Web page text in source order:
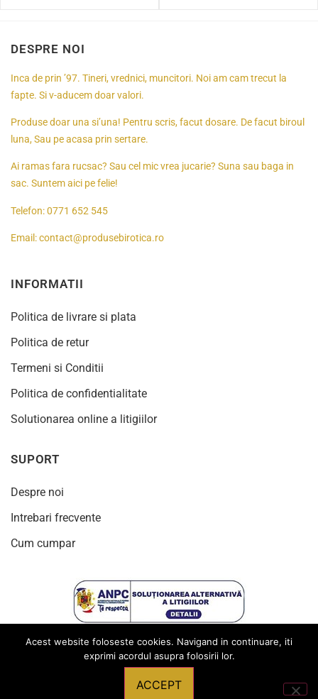
DESPRE NOI
Inca de prin ’97. Tineri, vrednici, muncitori. Noi am cam trecut la
fapte. Si v-aducem doar valori.
Produse doar una si’una! Pentru scris, facut dosare. De facut biroul
luna, Sau pe acasa prin sertare.
Ai ramas fara rucsac? Sau cel mic vrea jucarie? Suna sau baga in
sac. Suntem aici pe felie!
Telefon:0771 652 545
Email:contact@produsebirotica.ro
INFORMATII
Politica de livrare si plata
Politica de retur
Termeni si Conditii
Politica de confidentialitate
Solutionarea online a litigiilor
SUPORT
Despre noi
Intrebari frecvente
Cum cumpar
Acest website foloseste cookies. Navigand in continuare, iti
exprimi acordul asupra folosirii lor.
ACCEPT